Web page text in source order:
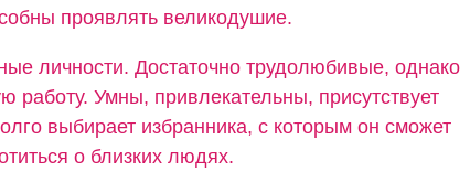
проявлять великодушие.
личности. Достаточно трудолюбивые, однако
работу. Умны, привлекательны, присутствует
выбирает избранника, с которым он сможет
о близких людях.